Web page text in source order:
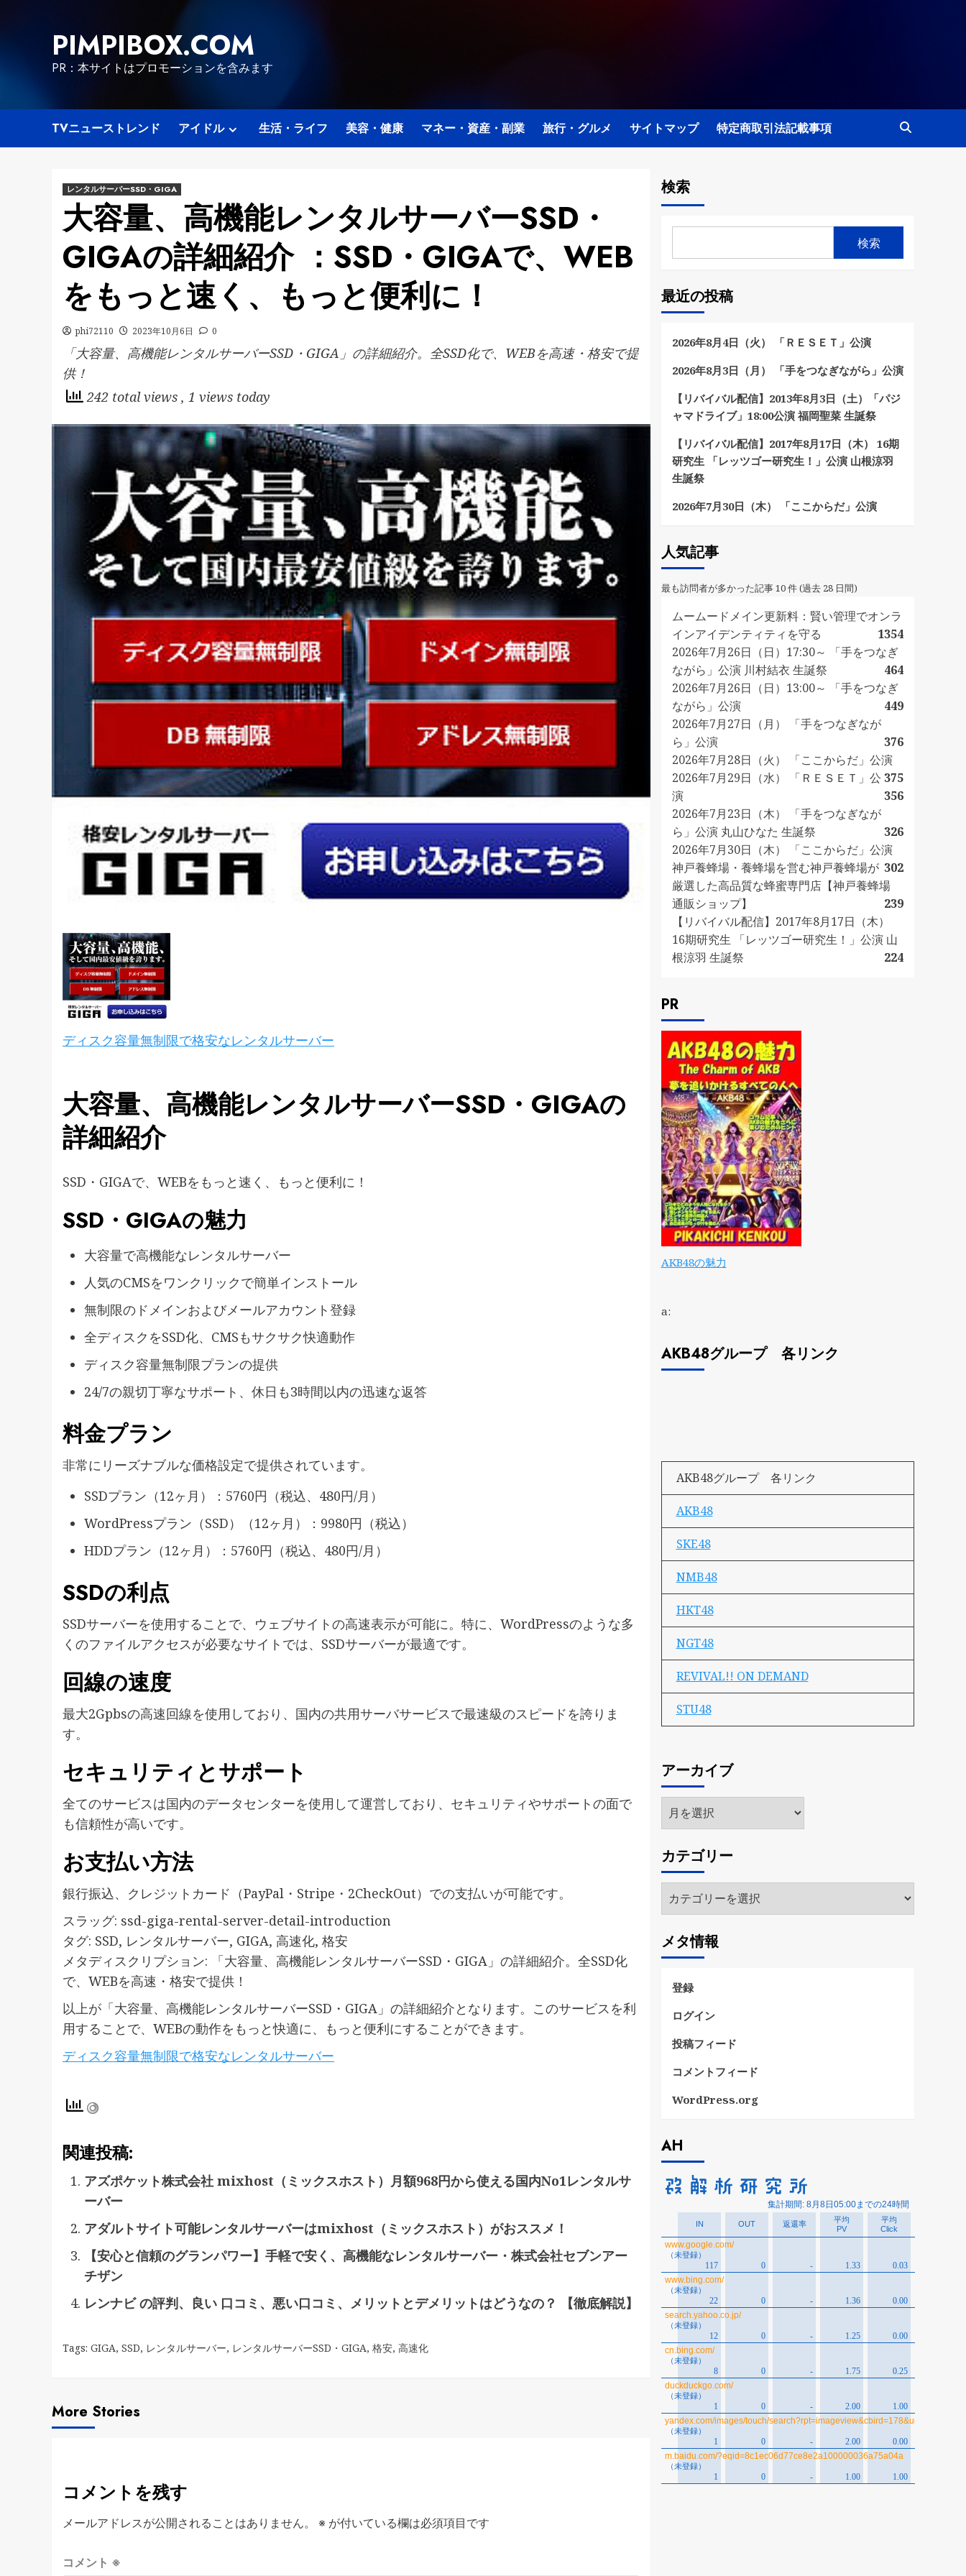
PIMPIBOX.COM
PR：本サイトはプロモーションを含みます
TVニューストレンド アイドル 生活・ライフ 美容・健康 マネー・資産・副業 旅行・グルメ サイトマップ 特定商取引法記載事項
レンタルサーバーSSD・GIGA
大容量、高機能レンタルサーバーSSD・
GIGAの詳細紹介 ：​​SSD・GIGAで、WEB
をもっと速く、もっと便利に！
phi72110 2023年10月6日 0
「大容量、高機能レンタルサーバーSSD・GIGA」の詳細紹介。全SSD化で、WEBを高速・格安で提
供！
242 total views , 1 views today
ディスク容量無制限で格安なレンタルサーバー
大容量、高機能レンタルサーバーSSD・GIGAの
詳細紹介
​​SSD・GIGAで、WEBをもっと速く、もっと便利に！
SSD・GIGAの魅力
大容量で高機能なレンタルサーバー
人気のCMSをワンクリックで簡単インストール
無制限のドメインおよびメールアカウント登録
全ディスクをSSD化、CMSもサクサク快適動作
ディスク容量無制限プランの提供
24/7の親切丁寧なサポート、休日も3時間以内の迅速な返答
料金プラン
非常にリーズナブルな価格設定で提供されています。
SSDプラン（12ヶ月）：5760円（税込、480円/月）
WordPressプラン（SSD）（12ヶ月）：9980円（税込）
HDDプラン（12ヶ月）：5760円（税込、480円/月）
SSDの利点
SSDサーバーを使用することで、ウェブサイトの高速表示が可能に。特に、WordPressのような多
くのファイルアクセスが必要なサイトでは、SSDサーバーが最適です。
回線の速度
最大2Gpbsの高速回線を使用しており、国内の共用サーバサービスで最速級のスピードを誇りま
す。
セキュリティとサポート
全てのサービスは国内のデータセンターを使用して運営しており、セキュリティやサポートの面で
も信頼性が高いです。
お支払い方法
銀行振込、クレジットカード（PayPal・Stripe・2CheckOut）での支払いが可能です。
スラッグ: ssd-giga-rental-server-detail-introduction
タグ: SSD, レンタルサーバー, GIGA, 高速化, 格安
メタディスクリプション: 「大容量、高機能レンタルサーバーSSD・GIGA」の詳細紹介。全SSD化
で、WEBを高速・格安で提供！
以上が「大容量、高機能レンタルサーバーSSD・GIGA」の詳細紹介となります。このサービスを利
用することで、WEBの動作をもっと快適に、もっと便利にすることができます。
ディスク容量無制限で格安なレンタルサーバー
関連投稿:
アズポケット株式会社 mixhost（ミックスホスト）月額968円から使える国内No1レンタルサ
ーバー
アダルトサイト可能レンタルサーバーはmixhost（ミックスホスト）がおススメ！
【安心と信頼のグランパワー】手軽で安く、高機能なレンタルサーバー・株式会社セブンアー
チザン
レンナビ の評判、良い 口コミ、悪い口コミ、メリットとデメリットはどうなの？ 【徹底解説】
Tags: GIGA, SSD, レンタルサーバー, レンタルサーバーSSD・GIGA, 格安, 高速化
More Stories
コメントを残す
メールアドレスが公開されることはありません。 ※ が付いている欄は必須項目です
コメント ※
検索
検索
最近の投稿
2026年8月4日（火） 「ＲＥＳＥＴ」公演
2026年8月3日（月） 「手をつなぎながら」公演
【リバイバル配信】2013年8月3日（土）「パジ
ャマドライブ」18:00公演 福岡聖菜 生誕祭
【リバイバル配信】2017年8月17日（木） 16期
研究生 「レッツゴー研究生！」公演 山根涼羽
生誕祭
2026年7月30日（木） 「ここからだ」公演
人気記事
最も訪問者が多かった記事 10 件 (過去 28 日間)
ムームードメイン更新料：賢い管理でオンラ
インアイデンティティを守る
1354
2026年7月26日（日）17:30～ 「手をつなぎ
ながら」公演 川村結衣 生誕祭
464
2026年7月26日（日）13:00～ 「手をつなぎ
ながら」公演
449
2026年7月27日（月） 「手をつなぎなが
ら」公演
376
2026年7月28日（火） 「ここからだ」公演
375
2026年7月29日（水） 「ＲＥＳＥＴ」公
演
356
2026年7月23日（木） 「手をつなぎなが
ら」公演 丸山ひなた 生誕祭
326
2026年7月30日（木） 「ここからだ」公演
302
神戸養蜂場・養蜂場を営む神戸養蜂場が
厳選した高品質な蜂蜜専門店【神戸養蜂場
通販ショップ】
239
【リバイバル配信】2017年8月17日（木）
16期研究生 「レッツゴー研究生！」公演 山
根涼羽 生誕祭
224
PR
AKB48の魅力
a:
AKB48グループ 各リンク
AKB48グループ 各リンク
AKB48
SKE48
NMB48
HKT48
NGT48
REVIVAL!! ON DEMAND
STU48
アーカイブ
ア
ー
イ
ブ
カテゴリー
テ
リ
ー
メタ情報
登録
ログイン
投稿フィード
コメントフィード
WordPress.org
AH